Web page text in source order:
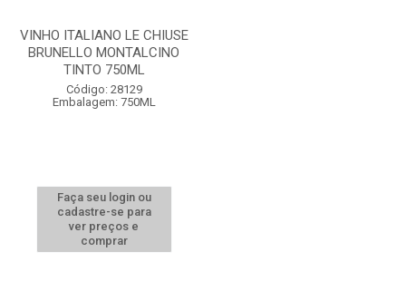
VINHO ITALIANO LE CHIUSE
BRUNELLO MONTALCINO
TINTO 750ML
Código: 28129
Embalagem: 750ML
Faça seu login ou
cadastre-se para
ver preços e
comprar